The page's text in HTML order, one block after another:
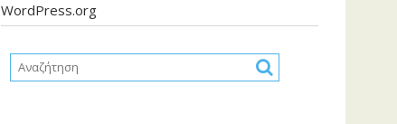
WordPress.org